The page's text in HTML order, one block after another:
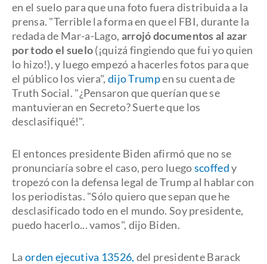
en el suelo para que una foto fuera distribuida a la
prensa. "Terrible la forma en que el FBI, durante la
redada de Mar-a-Lago, arrojó documentos al azar
por todo el suelo(¡quizá fingiendo que fui yo quien
lo hizo!), y luego empezó a hacerles fotos para que
el público los viera", dijo Trumpen su cuenta de
Truth Social. "¿Pensaron que querían que se
mantuvieran en Secreto? Suerte que los
desclasifiqué!".
El entonces presidente Biden afirmó que no se
pronunciaría sobre el caso, pero luegoscoffedy
tropezó con la defensa legal de Trump al hablar con
los periodistas. "Sólo quiero que sepan que he
desclasificado todo en el mundo. Soy presidente,
puedo hacerlo... vamos", dijo Biden.
La orden ejecutiva 13526, del presidente Barack